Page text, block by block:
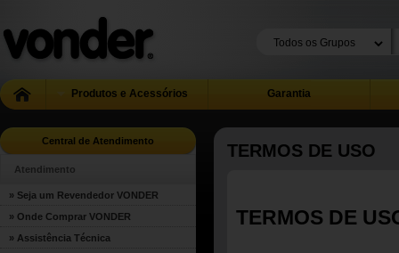
Produtos e Acessórios Garantia
Central de Atendimento
Atendimento
» Seja um Revendedor VONDER
» Onde Comprar VONDER
» Assistência Técnica
TERMOS DE USO
TERMOS DE